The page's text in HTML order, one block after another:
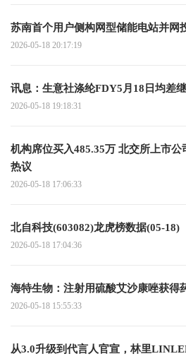
苏南首个用户侧构网型储能电站并网
2026-05-18 20:17:19
讯息：生意社涤纶FDY5月18日均差
2026-05-18 19:18:31
机构席位买入485.35万 北交所上市
热议
2026-05-18 17:06:33
北自科技(603082)龙虎榜数据(05-18)
2026-05-18 17:04:36
海特生物：注射用硫酸艾沙康唑获得
2026-05-18 15:55:33
从3.0升级到代言人官宣，林里